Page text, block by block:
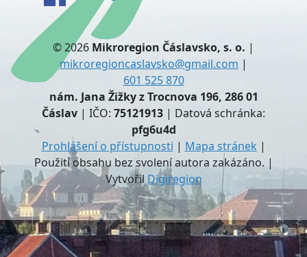
© 2026 Mikroregion Čáslavsko, s. o. |
mikroregioncaslavsko@gmail.com |
601 525 870
nám. Jana Žižky z Trocnova 196, 286 01
Čáslav | IČO: 75121913 | Datová schránka:
pfg6u4d
Prohlášení o přístupnosti | Mapa stránek |
Použití obsahu bez svolení autora zakázáno. |
Vytvořil Digiregion